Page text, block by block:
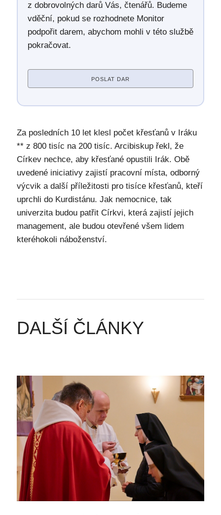
z dobrovolných darů Vás, čtenářů. Budeme
vděční, pokud se rozhodnete Monitor
podpořit darem, abychom mohli v této službě
pokračovat.
POSLAT DAR
Za posledních 10 let klesl počet křesťanů v Iráku
** z 800 tisíc na 200 tisíc. Arcibiskup řekl, že
Církev nechce, aby křesťané opustili Irák. Obě
uvedené iniciativy zajistí pracovní místa, odborný
výcvik a další příležitosti pro tisíce křesťanů, kteří
uprchli do Kurdistánu. Jak nemocnice, tak
univerzita budou patřit Církvi, která zajistí jejich
management, ale budou otevřené všem lidem
kteréhokoli náboženství.
DALŠÍ ČLÁNKY